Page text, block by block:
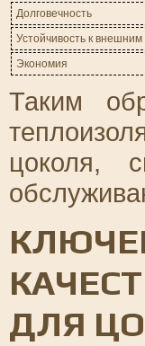
Долговечность
Устойчивость к
Экономия
Таким
цоколя,
ДЛЯ